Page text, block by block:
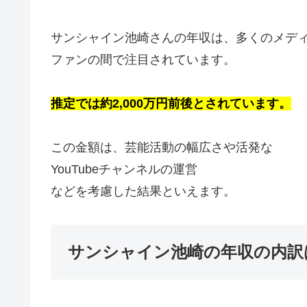
サンシャイン池崎さんの年収は、多くのメデ
ファンの間で注目されています。
推定では約2,000万円前後とされています。
この金額は、芸能活動の幅広さや活発な
YouTubeチャンネルの運営
などを考慮した結果といえます。
サンシャイン池崎の年収の内訳